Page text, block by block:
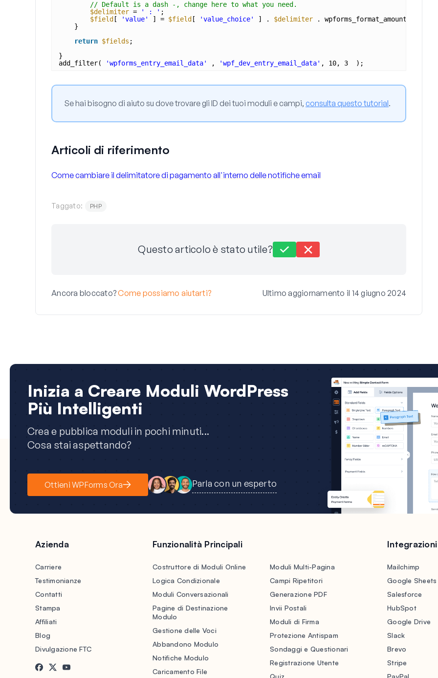
// Default is a dash -, change here to what you need.
$delimiter = ' : ' ;
$field [ 'value' ] = $field [ 'value_choice' ] . $delimiter . wpforms_format_amount(
}
return $fields ;
}
add_filter(
'wpforms_entry_email_data' , 'wpf_dev_entry_email_data' , 10, 3  );
Se hai bisogno di aiuto su dove trovare gli ID dei tuoi moduli e campi, consulta questo tutorial.
Articoli di riferimento
Come cambiare il delimitatore di pagamento all'interno delle notifiche email
Taggato: PHP
Questo articolo è stato utile?
Ancora bloccato?Come possiamo aiutarti? Ultimo aggiornamento il 14 giugno 2024
Inizia a Creare Moduli WordPress
Più Intelligenti
Crea e pubblica moduli in pochi minuti...
Cosa stai aspettando?
Ottieni WPForms Ora Parla con un esperto
Azienda
Carriere
Testimonianze
Contatti
Stampa
Affiliati
Blog
Divulgazione FTC
Funzionalità Principali
Costruttore di Moduli Online
Logica Condizionale
Moduli Conversazionali
Pagine di Destinazione
Modulo
Gestione delle Voci
Abbandono Modulo
Notifiche Modulo
Caricamento File
Moduli Multi-Pagina
Campi Ripetitori
Generazione PDF
Invii Postali
Moduli di Firma
Protezione Antispam
Sondaggi e Questionari
Registrazione Utente
Quiz
Integrazioni
Mailchimp
Google Sheets
Salesforce
HubSpot
Google Drive
Slack
Brevo
Stripe
PayPal